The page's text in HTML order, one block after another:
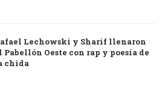
Lechowski y Sharif llenaron
Pabellón Oeste con rap y poesía de
chida